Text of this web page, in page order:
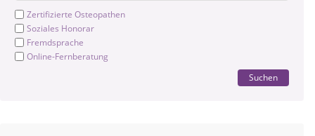
Zertifizierte Osteopathen
Soziales Honorar
Fremdsprache
Online-Fernberatung
Suchen